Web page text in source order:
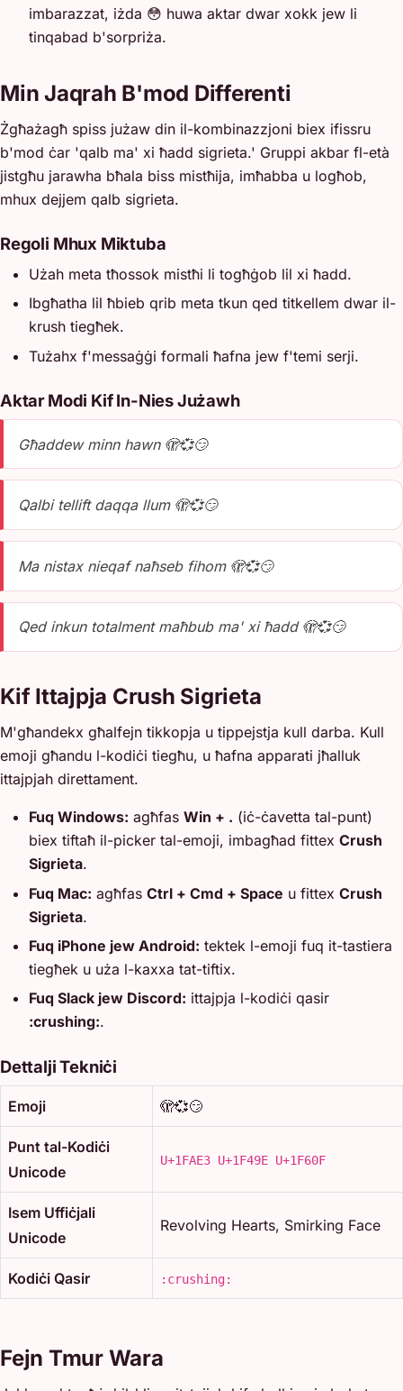
imbarazzat, iżda 😳 huwa aktar dwar xokk jew li
tinqabad b'sorpriża.
Min Jaqrah B'mod Differenti
Żgħażagħ spiss jużaw din il-kombinazzjoni biex ifissru
b'mod ċar 'qalb ma' xi ħadd sigrieta.' Gruppi akbar fl-età
jistgħu jarawha bħala biss mistħija, imħabba u logħob,
mhux dejjem qalb sigrieta.
Regoli Mhux Miktuba
Użah meta tħossok mistħi li togħġob lil xi ħadd.
Ibgħatha lil ħbieb qrib meta tkun qed titkellem dwar il-
krush tiegħek.
Tużahx f'messaġġi formali ħafna jew f'temi serji.
Aktar Modi Kif In-Nies Jużawh
Għaddew minn hawn 🫣💞😏
Qalbi tellift daqqa llum 🫣💞😏
Ma nistax nieqaf naħseb fihom 🫣💞😏
Qed inkun totalment maħbub ma' xi ħadd 🫣💞😏
Kif Ittajpja Crush Sigrieta
M'għandekx għalfejn tikkopja u tippejstja kull darba. Kull
emoji għandu l-kodiċi tiegħu, u ħafna apparati jħalluk
ittajpjah direttament.
Fuq Windows: agħfas Win + . (iċ-ċavetta tal-punt)
biex tiftaħ il-picker tal-emoji, imbagħad fittex Crush
Sigrieta.
Fuq Mac: agħfas Ctrl + Cmd + Space u fittex Crush
Sigrieta.
Fuq iPhone jew Android: tektek l-emoji fuq it-tastiera
tiegħek u uża l-kaxxa tat-tiftix.
Fuq Slack jew Discord: ittajpja l-kodiċi qasir
:crushing:.
Dettalji Tekniċi
Emoji 🫣💞😏
Punt tal-Kodiċi
Unicode
U+1FAE3 U+1F49E U+1F60F
Isem Uffiċjali
Unicode
Revolving Hearts, Smirking Face
Kodiċi Qasir :crushing:
Fejn Tmur Wara